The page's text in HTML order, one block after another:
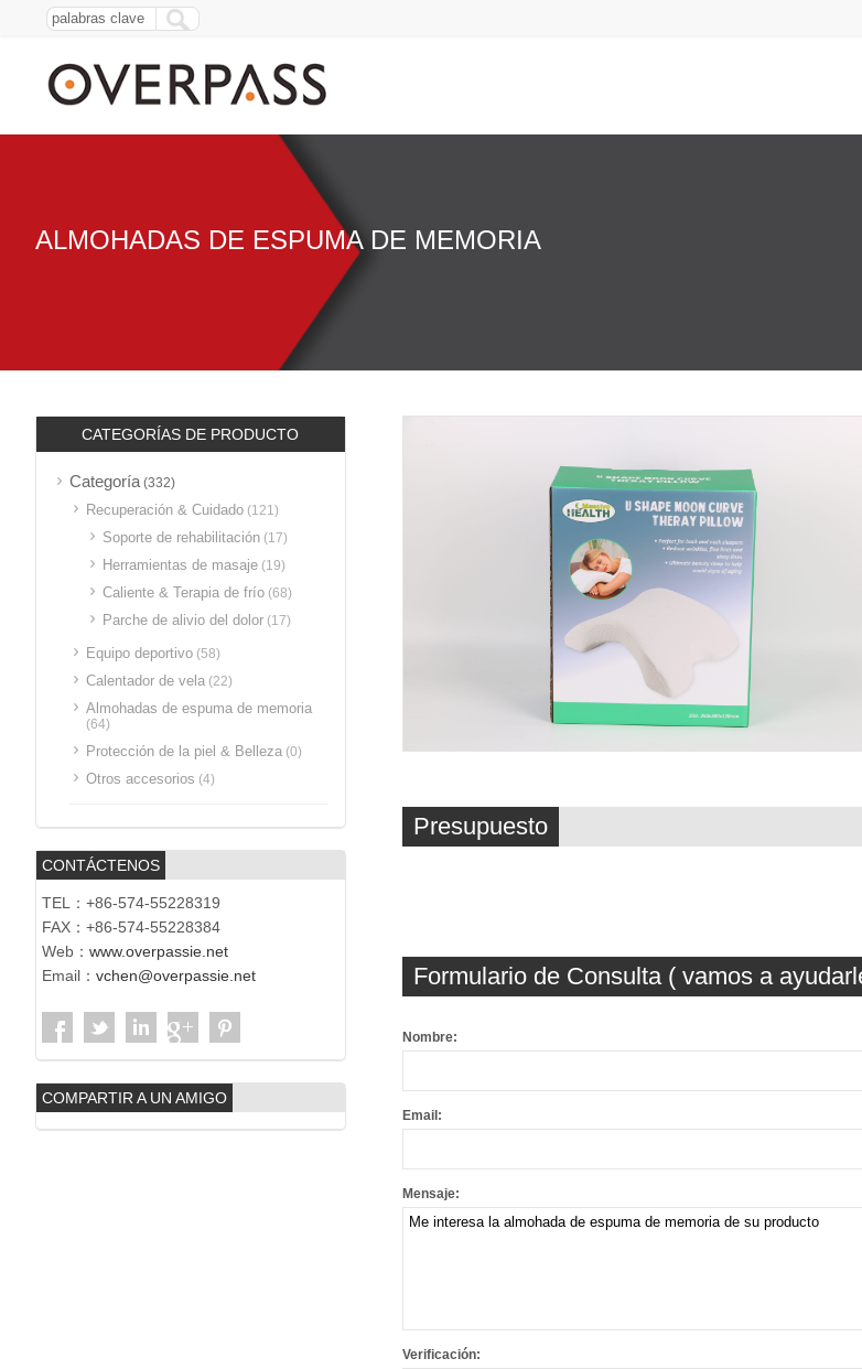
ALMOHADAS DE ESPUMA DE MEMORIA
Presupuesto
Formulario de Consulta ( vamos a
Nombre:
Email:
Mensaje:
Verificación:
CATEGORÍAS DE PRODUCTO
Categoría(332)
Recuperación & Cuidado (121)
Soporte de rehabilitación (17)
Herramientas de masaje (19)
Caliente & Terapia de frío (68)
Parche de alivio del dolor (17)
Equipo deportivo (58)
Calentador de vela (22)
Almohadas de espuma de memoria
(64)
Protección de la piel & Belleza (0)
Otros accesorios (4)
CONTÁCTENOS
TEL：+86-574-55228319
FAX：+86-574-55228384
Web： www.overpassie.net
Email： vchen@overpassie.net
COMPARTIR A UN AMIGO